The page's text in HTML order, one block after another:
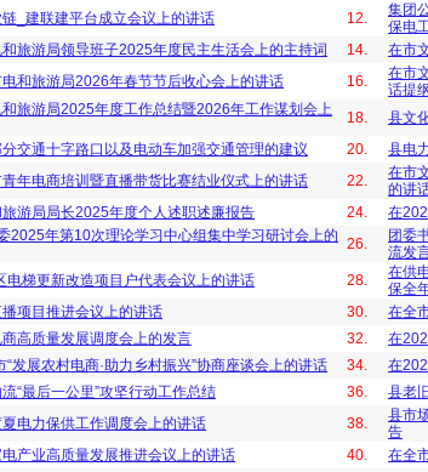
_建联建平台成立会议上的讲话 12.
集团
保电
旅游局领导班子2025年度民主生活会上的主持词 14.
在市
和旅游局2026年春节节后收心会上的讲话 16.
在市
话提纲
旅游局2025年度工作总结暨2026年工作谋划会上
18.
县文
交通十字路口以及电动车加强交通管理的建议 20.
县电
年电商培训暨直播带货比赛结业仪式上的讲话 22.
在市
的讲
游局局长2025年度个人述职述廉报告 24.
在
2025年第10次理论学习中心组集中学习研讨会上的 26.
团委
流发
电梯更新改造项目户代表会议上的讲话 28.
在供
保全
项目推进会议上的讲话 30.
在全
高质量发展调度会上的发言 32.
在
发展农村电商·助力乡村振兴”协商座谈会上的讲话 34.
在
“最后一公里”攻坚行动工作总结 36.
县老
电力保供工作调度会上的讲话 38.
县市
告
产业高质量发展推进会议上的讲话 40.
在全